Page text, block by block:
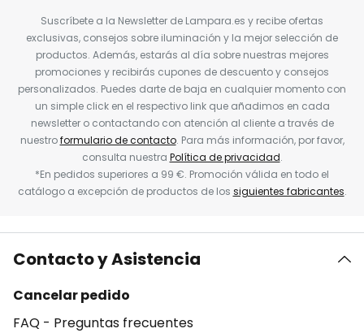
Suscríbete a la Newsletter de Lampara.es y recibe ofertas
exclusivas, consejos sobre iluminación y la mejor selección de
productos. Además, estarás al día sobre nuestras mejores
promociones y recibirás cupones de descuento y consejos
personalizados. Puedes darte de baja en cualquier momento con
un simple click en el respectivo link que añadimos en cada
newsletter o contactando con atención al cliente a través de
nuestroformulario de contacto. Para más información, por favor,
consulta nuestra Política de privacidad.
*En pedidos superiores a 99 €. Promoción válida en todo el
catálogo a excepción de productos de los siguientes fabricantes.
Contacto y Asistencia
Cancelar pedido
FAQ - Preguntas frecuentes